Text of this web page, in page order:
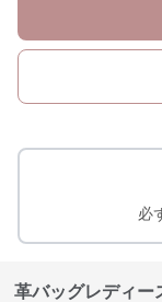
必
革バッグレディー